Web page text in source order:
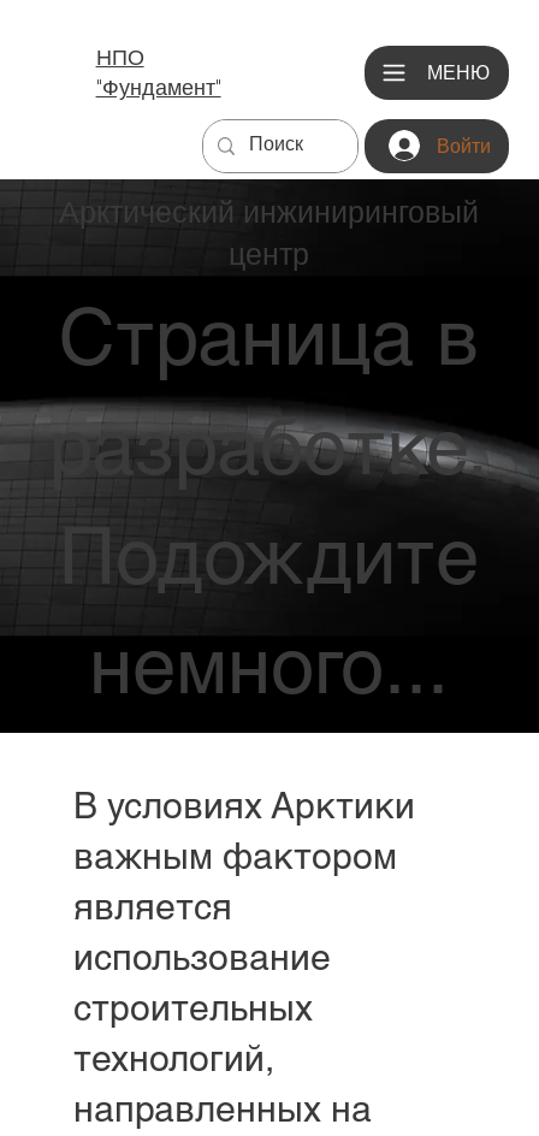
МЕНЮ
Войти
НПО
"Фундамент"
Арктический инжиниринговый
центр
Страница в
разработке.
Подождите
немного...
В условиях Арктики
важным фактором
является
использование
строительных
технологий,
направленных на